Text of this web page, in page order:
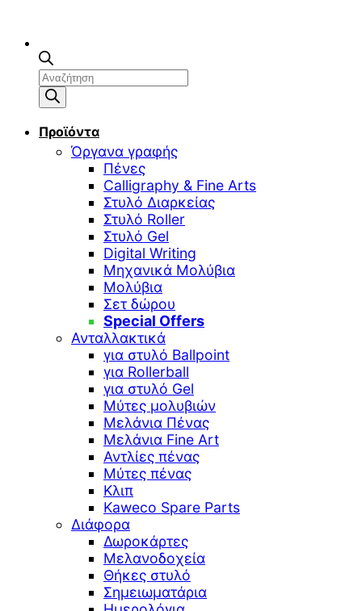
Αναζήτηση
προϊόντων
Προϊόντα
Όργανα γραφής
Πένες
Calligraphy & Fine Arts
Στυλό Διαρκείας
Στυλό Roller
Στυλό Gel
Digital Writing
Μηχανικά Μολύβια
Μολύβια
Σετ δώρου
Special Offers
Ανταλλακτικά
για στυλό Ballpoint
για Rollerball
για στυλό Gel
Μύτες μολυβιών
Μελάνια Πένας
Μελάνια Fine Art
Αντλίες πένας
Μύτες πένας
Κλιπ
Kaweco Spare Parts
Διάφορα
Δωροκάρτες
Μελανοδοχεία
Θήκες στυλό
Σημειωματάρια